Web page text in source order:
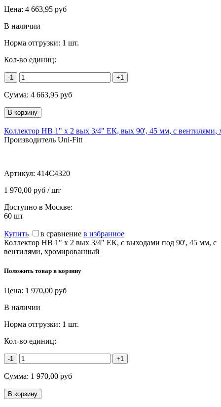
Цена: 4 663,95 руб
В наличии
Норма отгрузки: 1 шт.
Кол-во единиц:
-1 +1
Сумма: 4 663,95 руб
Коллектор НВ 1" х 2 вых 3/4" ЕК, вых 90', 45 мм, с вентилями,
Производитель Uni-Fitt
Артикул: 414C4320
1 970,00 руб / шт
Доступно в Москве:
60 шт
Купить в сравнение в избранное
Коллектор НВ 1" х 2 вых 3/4" ЕК, с выходами под 90', 45 мм, с
вентилями, хромированный
Положить товар в корзину
Цена: 1 970,00 руб
В наличии
Норма отгрузки: 1 шт.
Кол-во единиц:
-1 +1
Сумма: 1 970,00 руб